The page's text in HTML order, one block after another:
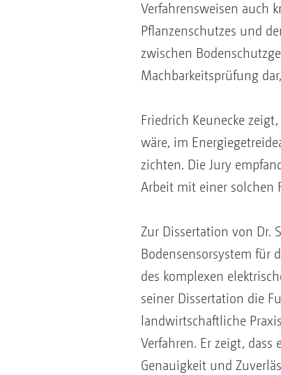
Verfahrensweisen auch
Pflanzenschutzes und
zwischen
Machbarkeitsprüfung
Friedrich Keunecke
wäre, im
zichten. Die Jury
Arbeit mit einer solchen
Zur Dissertation von Dr.
Bodensensorsystem für
des komplexen
seiner Dissertation die
landwirtschaftliche
Verfahren. Er zeigt,
Genauigkeit und